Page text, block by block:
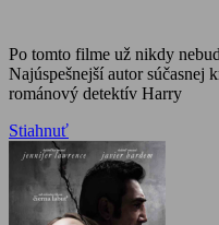
Po tomto filme už nikdy
Najúspešnejší autor súčasnej
románový detektív Harry
Stiahnuť